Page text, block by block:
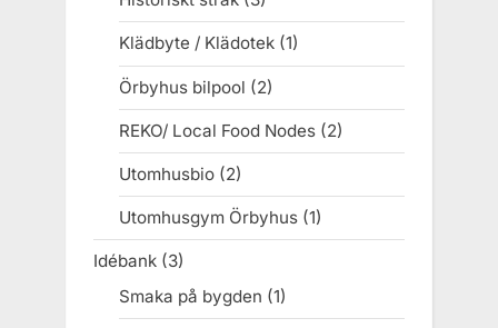
Klädbyte / Klädotek(1)
Örbyhus bilpool (2)
REKO/ Local Food Nodes(2)
Utomhusbio(2)
Utomhusgym Örbyhus(1)
Idébank (3)
Smaka på bygden (1)